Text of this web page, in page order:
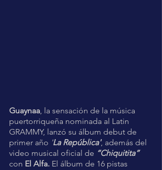
Guaynaa , la sensación de la música
puertorriqueña nominada al Latin
GRAMMY, lanzó su álbum debut de
primer año 'La República', además del
video musical oficial de “Chiquitita”
con El Alfa. El álbum de 16 pistas